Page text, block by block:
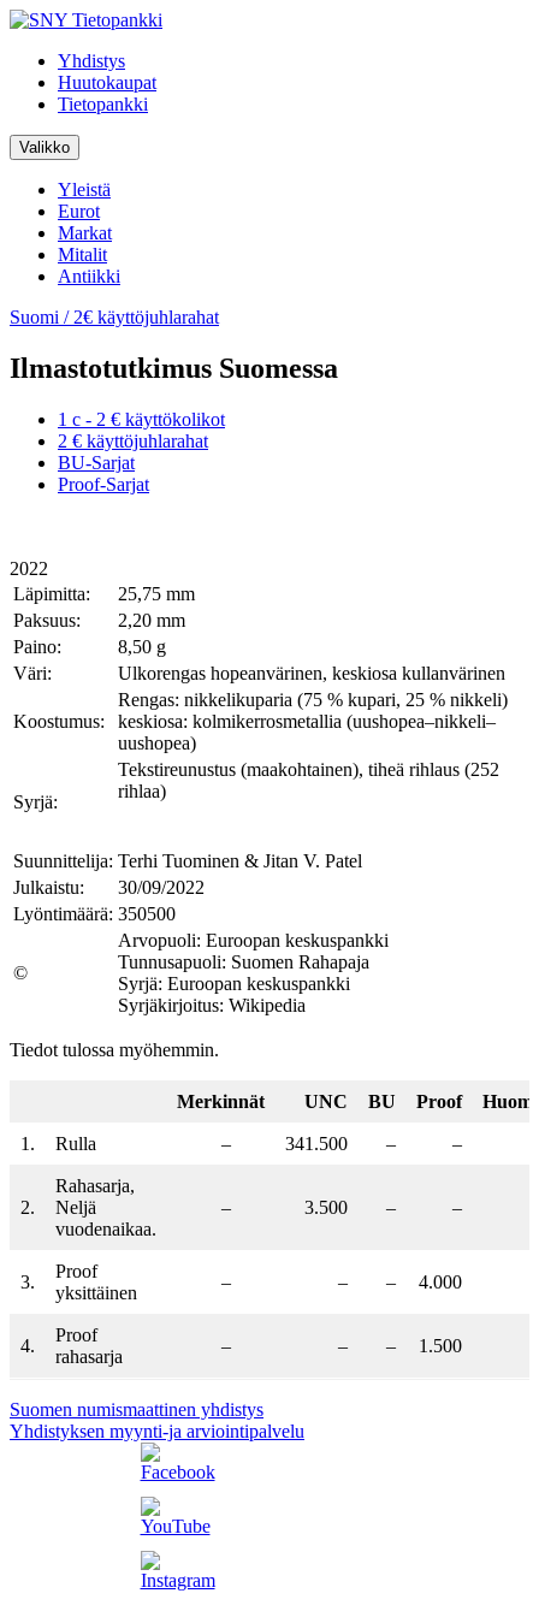
Skip
contentYhdistys
Huutokaupat
Tietopankki
Valikko
Yleistä
Eurot
Markat
Mitalit
Antiikki
Suomi / 2€ käyttöjuhlarahat
Ilmastotutkimus Suomessa
1 c - 2 € käyttökolikot
2 € käyttöjuhlarahat
BU-Sarjat
Proof-Sarjat
2022
Läpimitta:
25,75 mm
Paksuus:
2,20 mm
Paino:
8,50 g
Väri:
Ulkorengas hopeanvärinen, keskiosa kullanvärinen
Koostumus:
Rengas: nikkelikuparia (75 % kupari, 25 % nikkeli)
keskiosa: kolmikerrosmetallia (uushopea–nikkeli–
uushopea)
Syrjä:
Tekstireunustus (maakohtainen), tiheä rihlaus (252
rihlaa)
Suunnittelija: Terhi Tuominen & Jitan V. Patel
Julkaistu:
30/09/2022
Lyöntimäärä: 350500
©
Arvopuoli: Euroopan keskuspankki
Tunnusapuoli: Suomen Rahapaja
Syrjä: Euroopan keskuspankki
Syrjäkirjoitus: Wikipedia
Tiedot tulossa myöhemmin.
Merkinnät UNC BU Proof
1. Rulla – 341.500 – –
2.
Rahasarja,
Neljä
vuodenaikaa.
– 3.500 – –
3.
Proof
yksittäinen
– – – 4.000
4.
Proof
rahasarja
– – – 1.500
Suomen numismaattinen yhdistys
Yhdistyksen myynti-ja arviointipalvelu